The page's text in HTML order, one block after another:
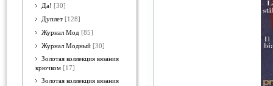
Да! [30]
Дуплет [128]
Журнал Мод [85]
Журнал Модный [30]
Золотая коллекция вязания
крючком [17]
Золотая коллекция вязания